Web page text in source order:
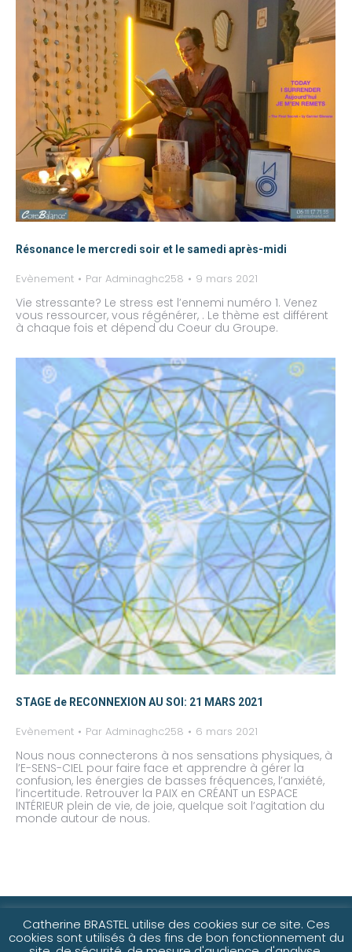
Résonance le mercredi soir et le samedi après-midi
Evènement Par Adminaghc258 9 mars 2021
Vie stressante? Le stress est l’ennemi numéro 1. Venez
vous ressourcer, vous régénérer, . Le thème est différent
à chaque fois et dépend du Coeur du Groupe.
STAGE de RECONNEXION AU SOI: 21 MARS 2021
Evènement Par Adminaghc258 6 mars 2021
Nous nous connecterons à nos sensations physiques, à
l’E-SENS-CIEL pour faire face et apprendre à gérer la
confusion, les énergies de basses fréquences, l’anxiété,
l’incertitude. Retrouver la PAIX en CRÉANT un ESPACE
INTÉRIEUR plein de vie, de joie, quelque soit l’agitation du
monde autour de nous.
Catherine BRASTEL utilise des cookies sur ce site. Ces
cookies sont utilisés à des fins de bon fonctionnement du